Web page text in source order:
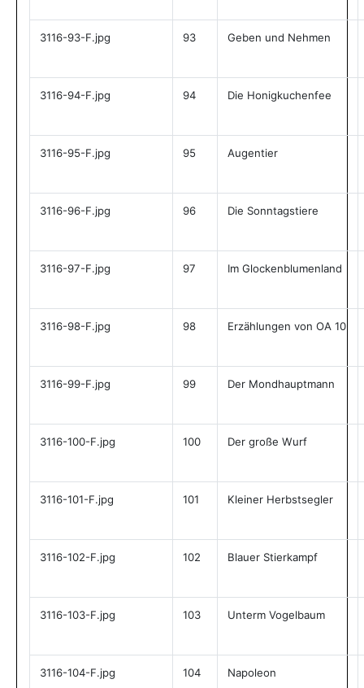
3116-93-F.jpg 93 Geben und Nehmen
3116-94-F.jpg 94 Die Honigkuchenfee
3116-95-F.jpg 95 Augentier
3116-96-F.jpg 96 Die Sonntagstiere
3116-97-F.jpg 97 Im Glockenblumenland
3116-98-F.jpg 98 Erzählungen von OA 10
3116-99-F.jpg 99 Der Mondhauptmann
3116-100-F.jpg 100 Der große Wurf
3116-101-F.jpg 101 Kleiner Herbstsegler
3116-102-F.jpg 102 Blauer Stierkampf
3116-103-F.jpg 103 Unterm Vogelbaum
3116-104-F.jpg 104 Napoleon